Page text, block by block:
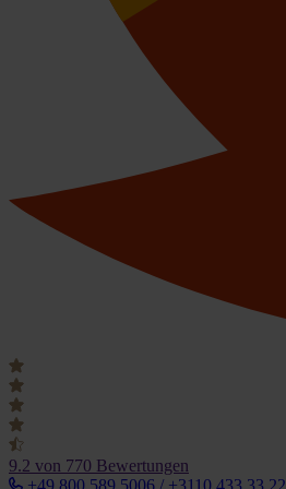
9.2 von 770 Bewertungen
+49 800 589 5006 / +3110 433 33 22